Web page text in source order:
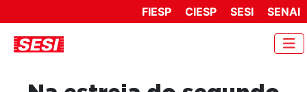
FIESP CIESP SESI SENAI